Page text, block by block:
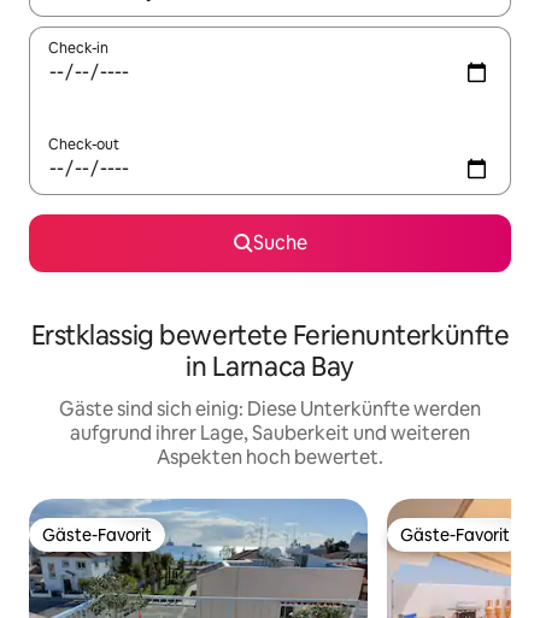
Check-in
Check-out
Suche
Erstklassig bewertete Ferienunterkünfte
in Larnaca Bay
Gäste sind sich einig: Diese Unterkünfte werden
aufgrund ihrer Lage, Sauberkeit und weiteren
Aspekten hoch bewertet.
Gäste-Favorit
Gäste-Favorit Gäste-Favorit
Gäste-Favorit